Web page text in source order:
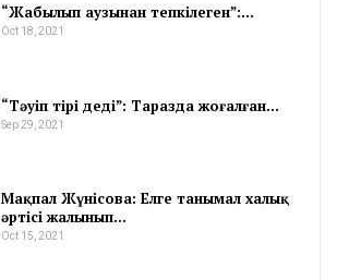
“Жабылып аузынан тепкілеген”:…
Oct 18, 2021
“Тәуіп тірі деді”: Таразда жоғалған…
Sep 29, 2021
Мақпал Жүнісова: Елге танымал халық
әртісі жалынып…
Oct 15, 2021